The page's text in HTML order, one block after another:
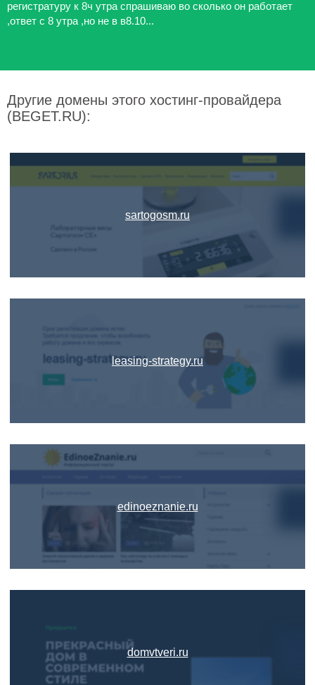
регистратуру к 8ч утра спрашиваю во сколько он работает
,ответ с 8 утра ,но не в в8.10...
Другие домены этого хостинг-провайдера
(BEGET.RU):
sartogosm.ru
leasing-strategy.ru
edinoeznanie.ru
domvtveri.ru